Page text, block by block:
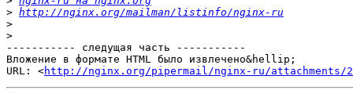
> http://nginx.org/mailman/listinfo/nginx-ru
>
>
----------- следущая часть -----------
Вложение в формате HTML было извлечено&hellip;
URL: <http://nginx.org/pipermail/nginx-ru/attachments/